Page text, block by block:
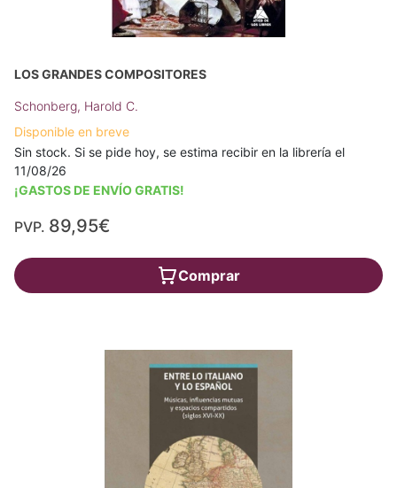
LOS GRANDES COMPOSITORES
Schonberg, Harold C.
Disponible en breve
Sin stock. Si se pide hoy, se estima recibir en la librería el
11/08/26
¡GASTOS DE ENVÍO GRATIS!
PVP. 89,95€
Comprar